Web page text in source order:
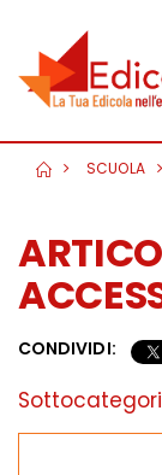
SCUOLA
CONDIVIDI: